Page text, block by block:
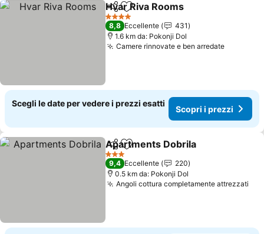
CondividiAggiungi ai preferiti
Hvar Riva Rooms
4 Stelle
8,8 Eccellente
431
1.6 km da: Pokonji Dol
Camere rinnovate e ben arredate
Scegli le date per vedere i prezzi esatti
Scopri i prezzi
CondividiAggiungi ai preferiti
Apartments Dobrila
3 Stelle
9,4 Eccellente
220
0.5 km da: Pokonji Dol
Angoli cottura completamente attrezzati